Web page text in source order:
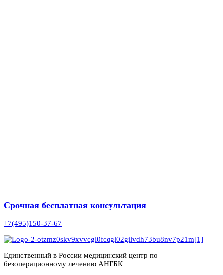
Срочная бесплатная консультация
+7(495)150-37-67
Единственный в России медицинский центр по
безоперационному лечению АНГБК